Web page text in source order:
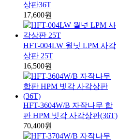
상판36T
17,600원
HFT-004LW 월넛 LPM 사각
상판 25T
16,500원
HFT-3604W/B 자작나무 합
판 HPM 빗각 사각상판(36T)
70,400원